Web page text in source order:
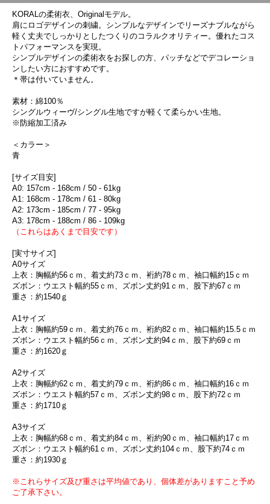
KORALの柔術衣、Originalモデル。
肩にロゴデザインの刺繍。シンプルなデザインでリーズナブルながら
軽く丈夫でしっかりとしたつくりのコラルクオリティー。優れたコス
トパフォーマンスを実現。
シンプルデザインの柔術衣をお探しの方、パッチなどでデコレーショ
ンしたい方におすすめです。
＊帯は付いていません。
素材：綿100％
シングルウィーヴ/シングル生地ですが軽くて柔らかい生地。
※防縮加工済み
＜カラー＞
青
[サイズ目安]
A0: 157cm - 168cm / 50 - 61kg
A1: 168cm - 178cm / 61 - 80kg
A2: 173cm - 185cm / 77 - 95kg
A3: 178cm - 188cm / 86 - 109kg
（これらはあくまで目安です）
[実寸サイズ]
A0サイズ
上衣：胸幅約56ｃｍ、着丈約73ｃｍ、裄約78ｃｍ、袖口幅約15ｃｍ
ズボン：ウエスト幅約55ｃｍ、ズボン丈約91ｃｍ、股下約67ｃｍ
重さ：約1540ｇ
A1サイズ
上衣：胸幅約59ｃｍ、着丈約76ｃｍ、裄約82ｃｍ、袖口幅約15.5ｃｍ
ズボン：ウエスト幅約56ｃｍ、ズボン丈約94ｃｍ、股下約69ｃｍ
重さ：約1620ｇ
A2サイズ
上衣：胸幅約62ｃｍ、着丈約79ｃｍ、裄約86ｃｍ、袖口幅約16ｃｍ
ズボン：ウエスト幅約57ｃｍ、ズボン丈約98ｃｍ、股下約72ｃｍ
重さ：約1710ｇ
A3サイズ
上衣：胸幅約68ｃｍ、着丈約84ｃｍ、裄約90ｃｍ、袖口幅約17ｃｍ
ズボン：ウエスト幅約61ｃｍ、ズボン丈約104ｃｍ、股下約74ｃｍ
重さ：約1930ｇ
※これらサイズ及び重さは平均値であり、個体差がありますこと予め
ご了承下さい。